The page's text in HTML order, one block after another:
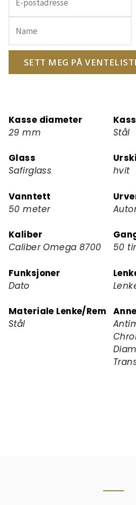
inn
e-
postadressen
din
ventelisten
for
produktet
SETT MEG PÅ
Kasse diameter
29 mm
Stål
Glass
Safirglass
hvit
Vanntett
50 meter
Kaliber
Caliber Omega 8700
50
Funksjoner
Dato
Materiale Lenke/Rem
Stål